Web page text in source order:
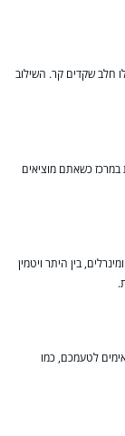
חלב שקדים קר. השילוב
במרכז כשאתם מוציאים
בין היתר ויטמין
לטעמכם, כמו